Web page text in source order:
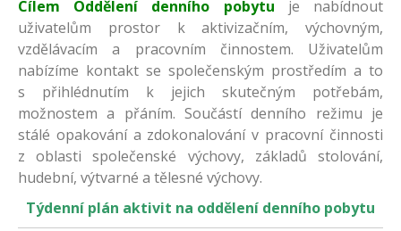
Cílem Oddělení denního pobytu je nabídnout
uživatelům prostor k aktivizačním, výchovným,
vzdělávacím a pracovním činnostem. Uživatelům
nabízíme kontakt se společenským prostředím a to
s přihlédnutím k jejich skutečným potřebám,
možnostem a přáním. Součástí denního režimu je
stálé opakování a zdokonalování v pracovní činnosti
z oblasti společenské výchovy, základů stolování,
hudební, výtvarné a tělesné výchovy.
Týdenní plán aktivit na oddělení denního pobytu